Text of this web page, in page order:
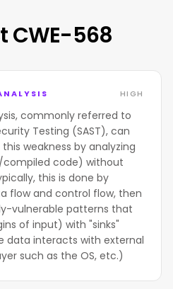
CWE-568
HIGH
commonly referred to
Testing (SAST), can
weakness by analyzing
code) without
this is done by
flow and control flow, then
vulnerable patterns that
of input) with "sinks"
data interacts with external
such as the OS, etc.)